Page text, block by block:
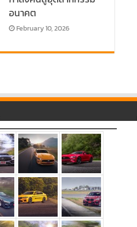
อนาคต
February 10, 2026